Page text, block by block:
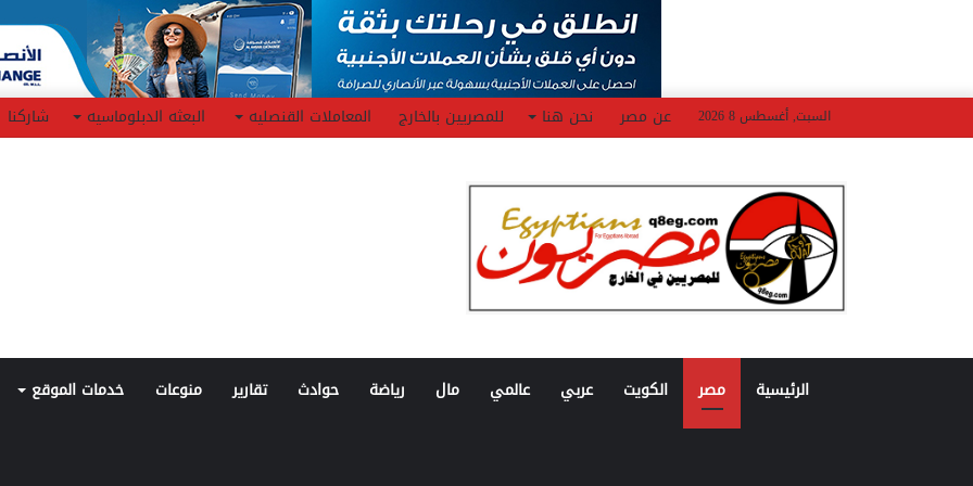
السبت, أغسطس 8 2026 عن مصر نحن هنا للمصريين بالخارج المعاملات القنصليه البعثه الدبلوماسيه شاركنا
الرئيسية مصر الكويت عربي عالمي مال رياضة حوادث تقارير منوعات خدمات الموقع